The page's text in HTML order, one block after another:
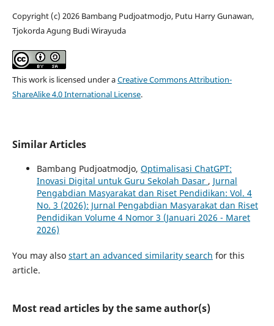
Copyright (c) 2026 Bambang Pudjoatmodjo, Putu Harry Gunawan,
Tjokorda Agung Budi Wirayuda
This work is licensed under aCreative Commons Attribution-
ShareAlike 4.0 International License.
Similar Articles
Bambang Pudjoatmodjo, Optimalisasi ChatGPT:
Inovasi Digital untuk Guru Sekolah Dasar , Jurnal
Pengabdian Masyarakat dan Riset Pendidikan: Vol. 4
No. 3 (2026): Jurnal Pengabdian Masyarakat dan Riset
Pendidikan Volume 4 Nomor 3 (Januari 2026 - Maret
2026)
You may also start an advanced similarity search for this
article.
Most read articles by the same author(s)